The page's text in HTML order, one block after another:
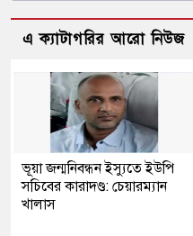
এ ক্যাটাগরির আরো নিউজ
ভূয়া জন্মনিবন্ধন ইস্যুতে ইউপি
সচিবের কারাদণ্ড: চেয়ারম্যান
খালাস